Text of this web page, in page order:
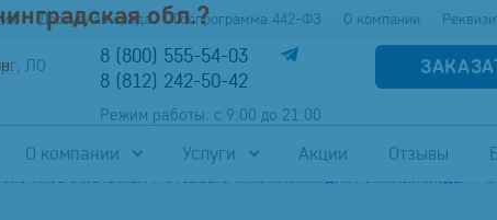
Доступная среда Госпрограмма 442-ФЗ О компании
ЛО
8 (800) 555-54-03
8 (812) 242-50-42
Режим работы: с 9:00 до 21:00
О компании Услуги Акции Отзывы
С ЛЕЧЕНИЕМ ОТЗЫВЫ О ПАНСИОНАТАХ ДЛЯ ПОЖИЛЫХ ЛЮДЕЙ
обл.?